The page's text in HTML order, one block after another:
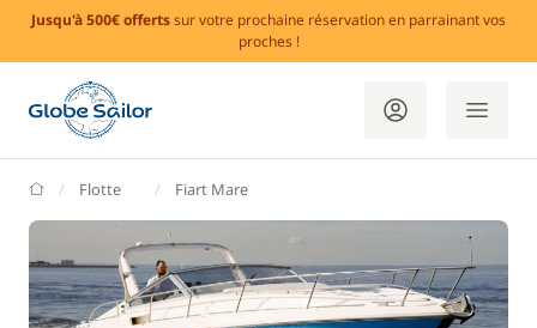
Jusqu'à 500€ offertssur votre prochaine réservation en parrainant vos
proches !
GlobeSailor
Flotte Fiart Mare